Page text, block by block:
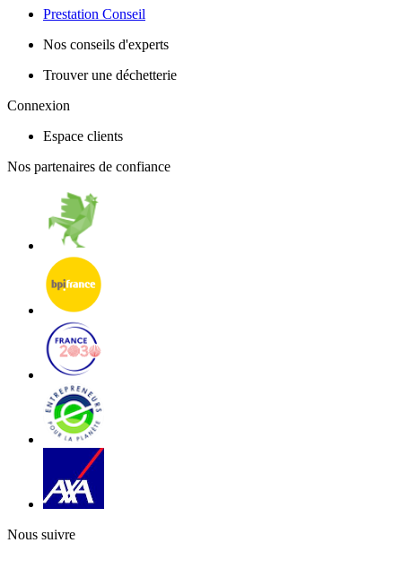
Prestation Conseil
Nos conseils d'experts
Trouver une déchetterie
Connexion
Espace clients
Nos partenaires de confiance
Nous suivre